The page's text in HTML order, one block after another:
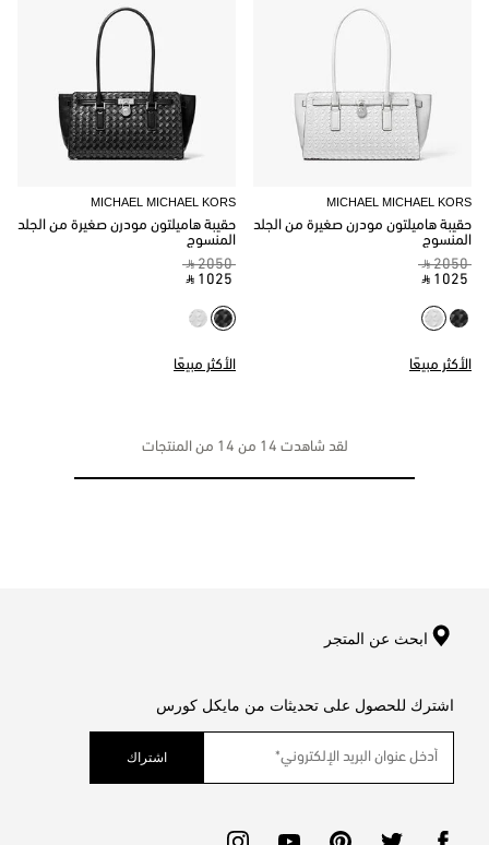
MICHAEL MICHAEL KORS
حقيبة هاميلتون مودرن صغيرة من الجلد
المنسوج
‎ ⃁ 2050 ‎
‎ ⃁ 1025 ‎
الأكثر مبيعًا
MICHAEL MICHAEL KORS
حقيبة هاميلتون مودرن صغيرة من الجلد
المنسوج
‎ ⃁ 2050 ‎
‎ ⃁ 1025 ‎
الأكثر مبيعًا
لقد شاهدت 14 من 14 من المنتجات
ابحث عن المتجر
اشترك للحصول على تحديثات من مايكل كورس
اشتراك